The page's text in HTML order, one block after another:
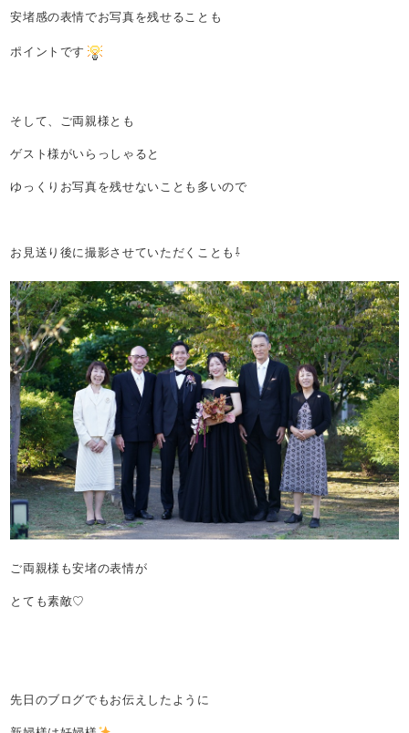
安堵感の表情でお写真を残せることも
ポイントです
そして、ご両親様とも
ゲスト様がいらっしゃると
ゆっくりお写真を残せないことも多いので
お見送り後に撮影させていただくことも⇩
ご両親様も安堵の表情が
とても素敵♡
先日のブログでもお伝えしたように